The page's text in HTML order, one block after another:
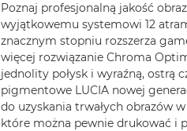
Poznaj profesjonalną jakość
wyjątkowemu systemowi 12
znacznym stopniu rozszerza
więcej rozwiązanie Chroma
jednolity połysk i wyraźną, ostrą
pigmentowe LUCIA nowej
do uzyskania trwałych obrazów
które można pewnie drukować i